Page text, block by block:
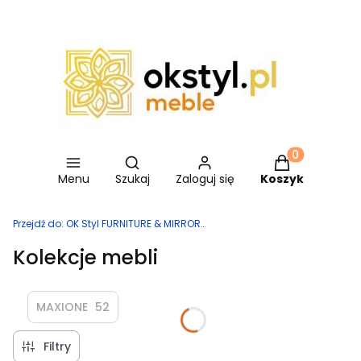
Menu
Otwórz wyszukiwarkę
Szukaj Zaloguj się
Produkty w
Koszyk
Przejdź do: OK Styl FURNITURE & MIRRORS
Kolekcje mebli
MAXIONE 52
Filtry